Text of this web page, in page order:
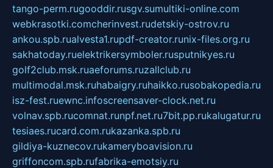
tango-perm.rugooddir.rusgv.sumultiki-online.com
webkrasotki.comcherinvest.rudetskiy-ostrov.ru
ankou.spb.rualvesta1.rupdf-creator.runix-files.org.ru
sakhatoday.ruelektrikersymboler.rusputnikyes.ru
golf2club.msk.ruaeforums.ruzallclub.ru
multimodal.msk.ruhabaigry.ruhaikko.rusobakopedia.ru
isz-fest.ruewnc.infoscreensaver-clock.net.ru
volnav.spb.rucomnat.runpf.net.ru7bit.pp.rukalugatur.ru
tesiaes.rucard.com.rukazanka.spb.ru
gildiya-kuznecov.rukameryboavision.ru
griffoncom.spb.rufabrika-emotsiy.ru